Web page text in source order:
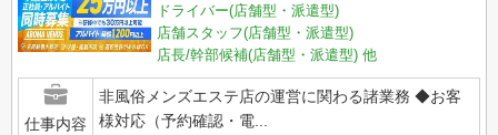
ドライバー(店舗型・派遣型)
店舗スタッフ(店舗型・派遣型)
店長/幹部候補(店舗型・派遣型) 他
仕事内容
非風俗メンズエステ店の運営に関わる諸業務 ◆お客
様対応（予約確認・電...